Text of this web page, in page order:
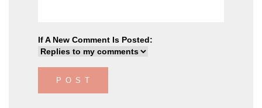
If A New Comment Is Posted: